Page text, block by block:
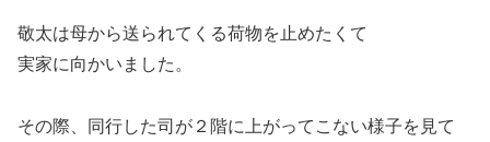
敬太は母から送られてくる荷物を止めたくて
実家に向かいました。
その際、同行した司が２階に上がってこない様子を見て